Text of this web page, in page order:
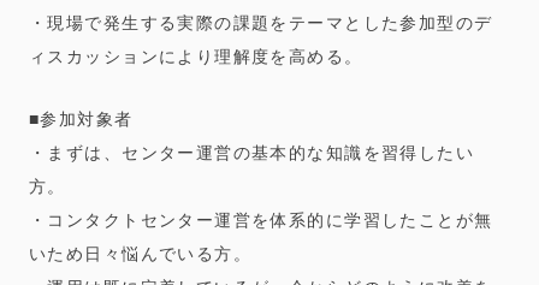
・現場で発生する実際の課題をテーマとした参加型のデ
ィスカッションにより理解度を高める。
■参加対象者
・まずは、センター運営の基本的な知識を習得したい
方。
・コンタクトセンター運営を体系的に学習したことが無
いため日々悩んでいる方。